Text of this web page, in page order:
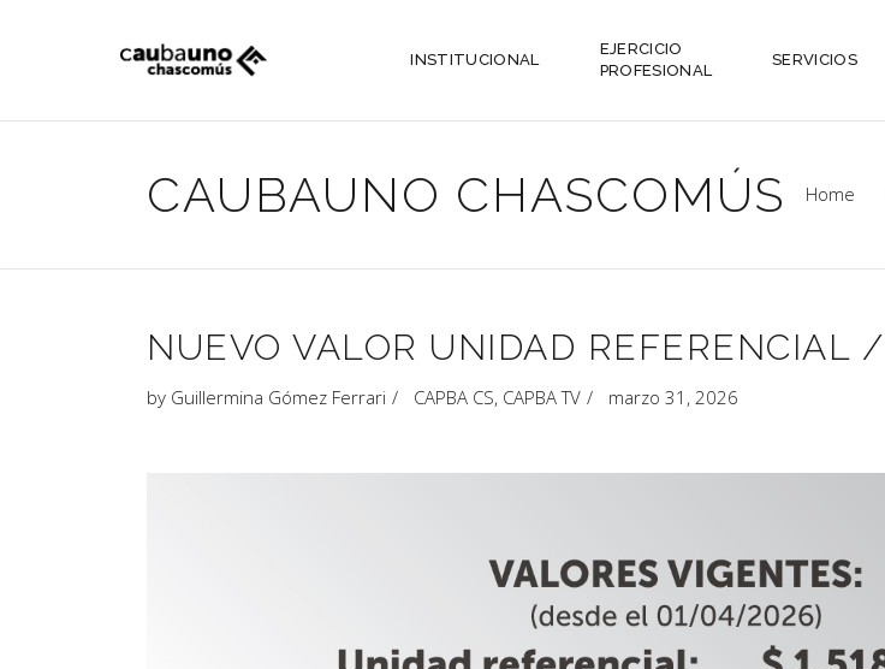
INSTITUCIONAL
EJERCICIO
PROFESIONAL
SERVICIOS
CAUBAUNO CHASCOMÚS Home
NUEVO VALOR UNIDAD REFERENCIAL
by Guillermina Gómez Ferrari CAPBA CS, CAPBA TV marzo 31, 2026